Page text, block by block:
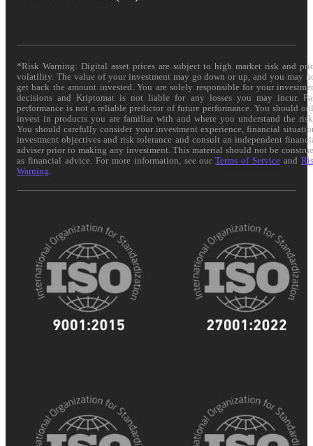
*Risk Warning: Digital asset prices are subject to high market risk and
volatility. The value of your investment may go down or up, and you may
get back the amount invested. You are solely responsible for your
decisions and Kriptomat is not liable for any losses you may incur.
performance is not a reliable predictor of future performance. You should
invest in products you are familiar with and where you understand the
You should carefully consider your investment experience, financial
investment objectives and risk tolerance and consult an independent
adviser prior to making any investment. This material should not be
as financial advice. For more information, see ourTerms of Service and
Warning